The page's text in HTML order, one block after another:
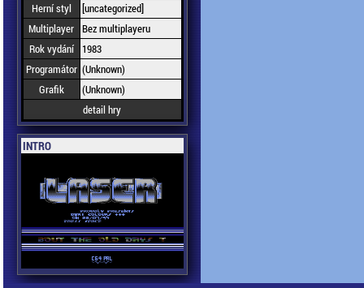
Herní styl
[uncategorized]
Multiplayer Bez multiplayeru
Rok vydání
1983
Programátor (Unknown)
Grafik
(Unknown)
detail hry
INTRO